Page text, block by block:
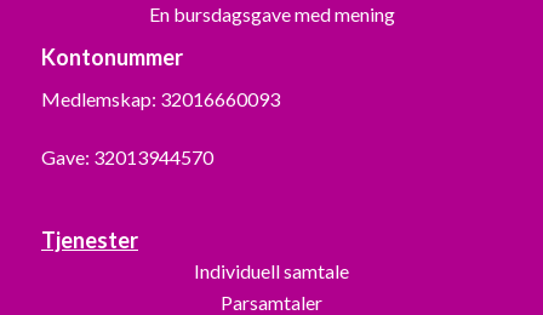
En bursdagsgave med mening
Kontonummer
Medlemskap: 32016660093
Gave: 32013944570
Tjenester
Individuell samtale
Parsamtaler